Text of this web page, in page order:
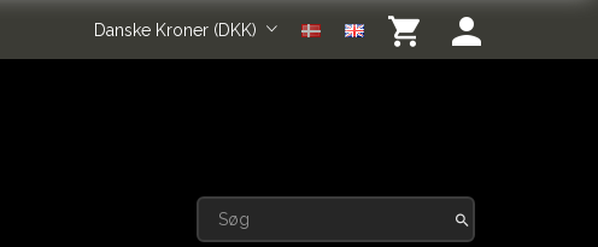
Danske Kroner (DKK)